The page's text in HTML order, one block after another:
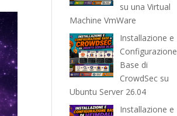
su una Virtual
Machine VmWare
Installazione e
Configurazione
Base di
CrowdSec su
Ubuntu Server 26.04
Installazione e